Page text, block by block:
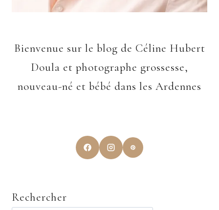
Bienvenue sur le blog de Céline Hubert
Doula et photographe grossesse,
nouveau-né et bébé dans les Ardennes
Rechercher